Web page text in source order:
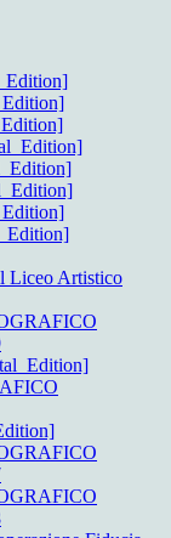
Liceo Artistico